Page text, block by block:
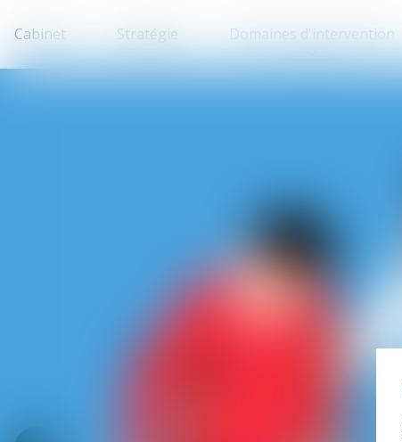
Cabinet Stratégie Domaines d'intervention